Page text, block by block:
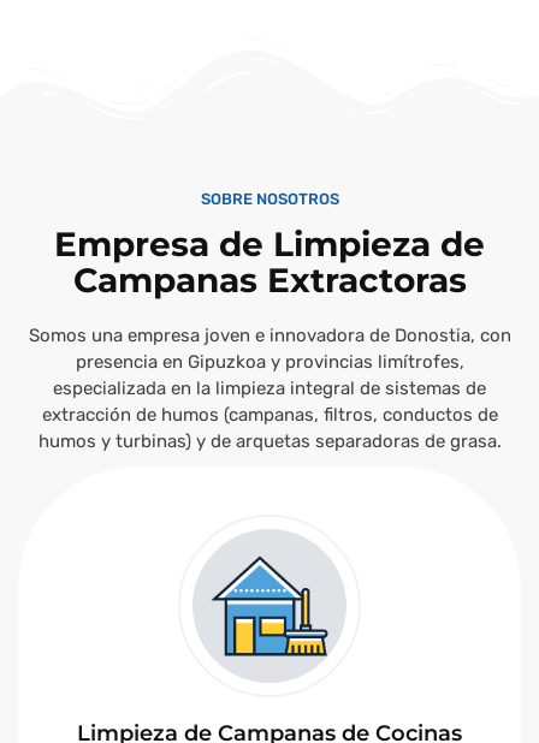
SOBRE NOSOTROS
Empresa de Limpieza de
Campanas Extractoras
Somos una empresa joven e innovadora de Donostia, con
presencia en Gipuzkoa y provincias limítrofes,
especializada en la limpieza integral de sistemas de
extracción de humos (campanas, filtros, conductos de
humos y turbinas) y de arquetas separadoras de grasa.
Limpieza de Campanas de Cocinas